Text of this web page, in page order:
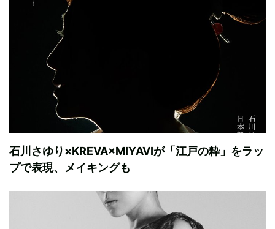
石川さゆり×KREVA×MIYAVIが「江戸の粋」をラッ
プで表現、メイキングも